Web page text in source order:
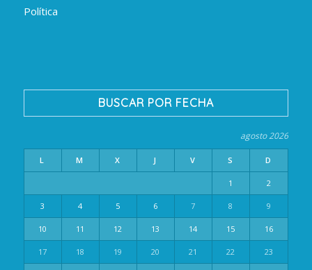
Política
BUSCAR POR FECHA
agosto 2026
L M X J V S D
1 2
3 4 5 6 7 8 9
10 11 12 13 14 15 16
17 18 19 20 21 22 23